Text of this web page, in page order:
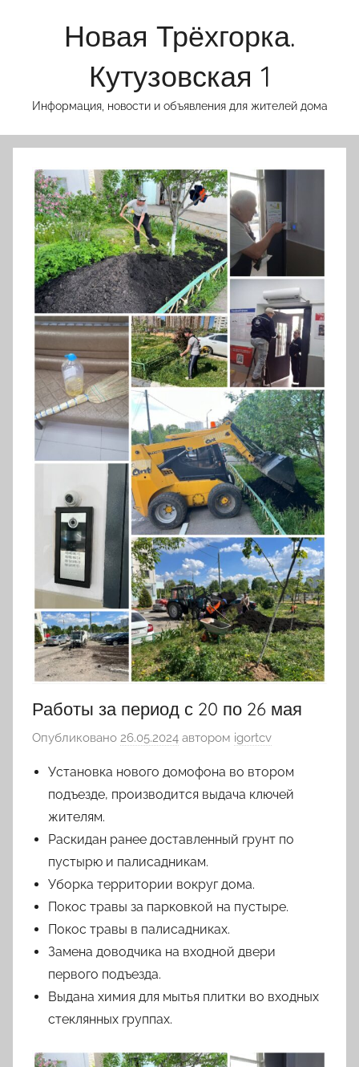
Новая Трёхгорка.
Кутузовская 1
Информация, новости и объявления для жителей дома
Работы за период с 20 по 26 мая
Опубликовано 26.05.2024 автором igortcv
Установка нового домофона во втором
подъезде, производится выдача ключей
жителям.
Раскидан ранее доставленный грунт по
пустырю и палисадникам.
Уборка территории вокруг дома.
Покос травы за парковкой на пустыре.
Покос травы в палисадниках.
Замена доводчика на входной двери
первого подъезда.
Выдана химия для мытья плитки во входных
стеклянных группах.